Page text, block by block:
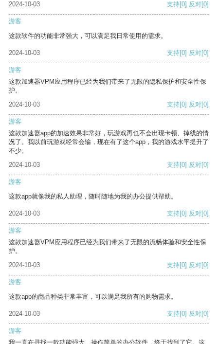
2024-10-03
支持[0] 反对[0]
游客
这款软件的功能非常强大，可以满足我日常使用的需求。
2024-10-03 支持[0] 反对[0]
游客
这款加速器VPM应用程序已经为我们带来了无限的隐私保护和安全性保
护。
2024-10-03
支持[0] 反对[0]
游客
这款加速器app的加速效果非常好，玩游戏再也不会出现卡顿、掉线的情
况了。我以前玩游戏经常会输，现在有了这个app，我的游戏水平提升了
不少。
2024-10-03
支持[0] 反对[0]
游客
这款app就像我的私人助理，随时随地为我的办公提供帮助。
2024-10-03 支持[0] 反对[0]
游客
这款加速器VPM应用程序已经为我们带来了无限的流畅体验和安全性保
护。
2024-10-03
支持[0] 反对[0]
游客
这款app的商品种类非常丰富，可以满足我所有的购物需求。
2024-10-03 支持[0] 反对[0]
游客
我一直在寻找一款功能强大、操作简单的办公软件，终于找到了它。这